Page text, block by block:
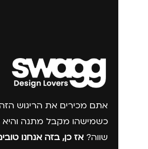
אתם מכירים את הריגוש הזה
כשמישהו מקבל מתנה והיא
שווה? אז כן, בזה אנחנו